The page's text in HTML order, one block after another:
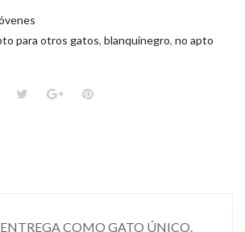
para otros gatos, blanquinegro, no apto
COMO GATO ÚNICO.